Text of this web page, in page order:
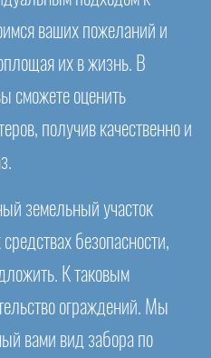
ваших пожеланий и
их в жизнь. В
сможете оценить
получив качественно и
земельный участок
безопасности,
К таковым
ограждений. Мы
вами вид забора по